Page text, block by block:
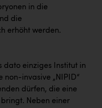
in die
die
erhöht werden.
dato einziges Institut in
non-invasive „NIPID“
dürfen, die eine
bringt. Neben einer